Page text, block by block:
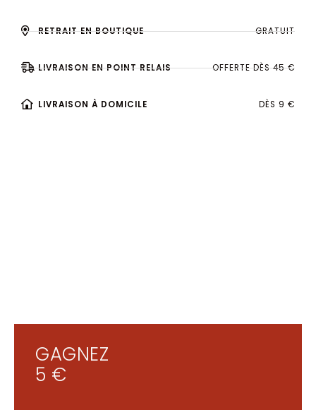
RETRAIT EN BOUTIQUE GRATUIT
LIVRAISON EN POINT RELAIS OFFERTE DÈS 45 €
LIVRAISON À DOMICILE DÈS 9 €
GAGNEZ
5 €